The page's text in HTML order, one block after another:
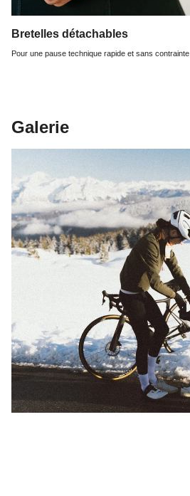
Bretelles détachables
Pour une pause technique rapide et sans contrainte
Galerie